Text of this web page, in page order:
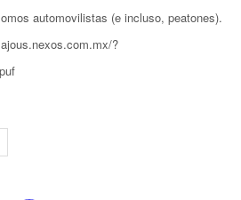
automovilistas (e incluso, peatones).
?